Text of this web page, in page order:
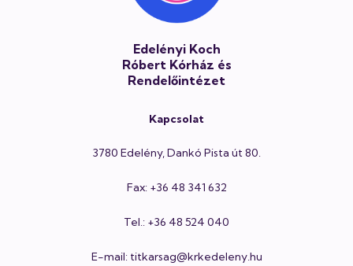
Edelényi Koch
Róbert Kórház és
Rendelőintézet
Kapcsolat
3780 Edelény, Dankó Pista út 80.
Fax: +36 48 341 632
Tel.: +36 48 524 040
E-mail: titkarsag@krkedeleny.hu